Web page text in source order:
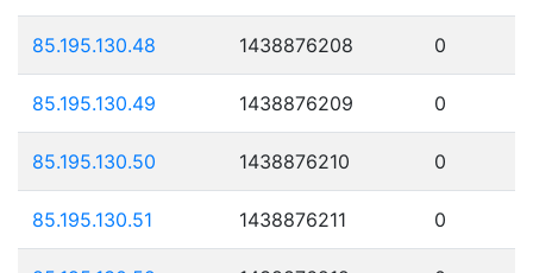
85.195.130.48 1438876208 0
85.195.130.49 1438876209 0
85.195.130.50 1438876210 0
85.195.130.51 1438876211 0